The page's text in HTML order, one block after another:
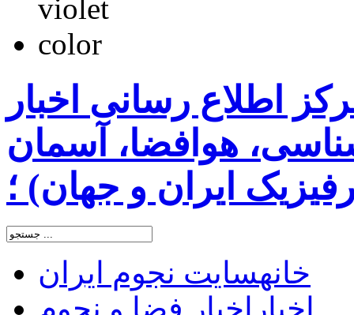
اطلاع رسانی اخبار
هوافضا، آسمان
ایران و جهان) ؛
خانهسایت نجوم ایران
اخبار اخبار فضا و نجوم